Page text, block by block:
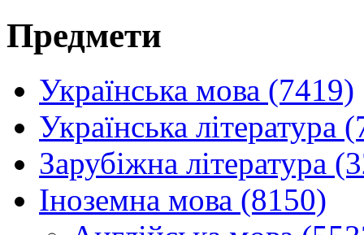
Предмети
Українська мова (7419)
Українська література
Зарубіжна література
Іноземна мова (8150)